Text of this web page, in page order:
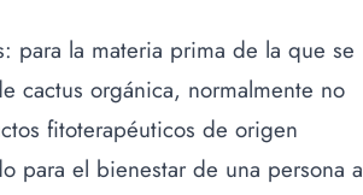
para la materia prima de la que se
cactus orgánica, normalmente no
fitoterapéuticos de origen
para el bienestar de una persona a